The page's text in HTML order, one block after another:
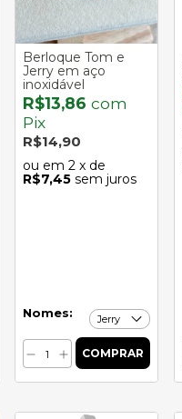
Berloque Tom e
Jerry em aço
inoxidável
R$13,86 com
Pix
R$14,90
2 x de
R$7,45 sem juros
Nomes: